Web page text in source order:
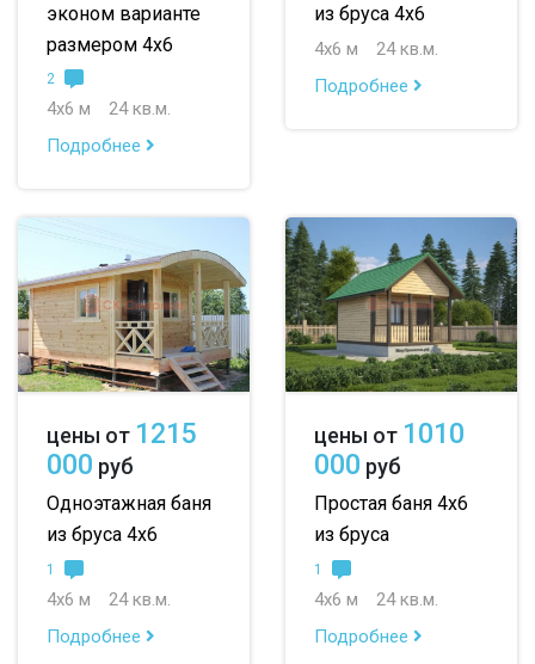
эконом варианте
размером 4х6
2
4х6 м
24 кв.м.
Подробнее
из бруса 4х6
4х6 м
24 кв.м.
Подробнее
цены от 1215
000 руб
Одноэтажная баня
из бруса 4х6
1
4х6 м
24 кв.м.
Подробнее
цены от 1010
000 руб
Простая баня 4х6
из бруса
1
4х6 м
24 кв.м.
Подробнее